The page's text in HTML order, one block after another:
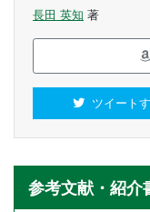
長田 英知 著
ツイート
参考文献・紹介